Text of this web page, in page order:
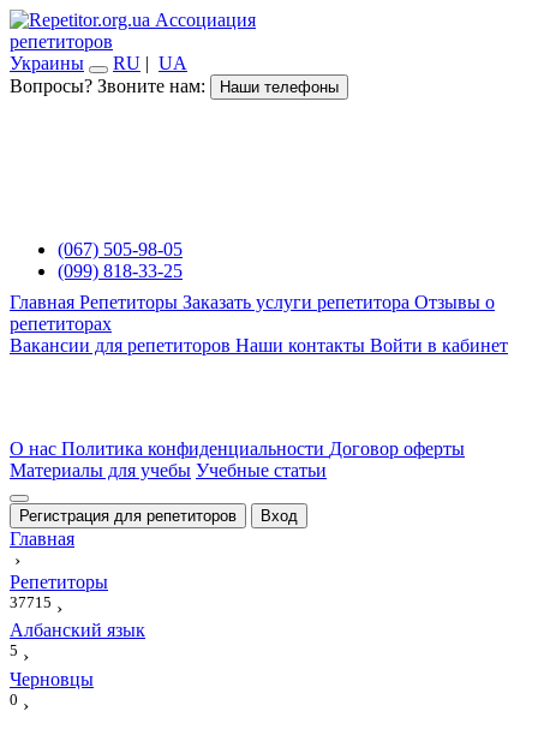
Ассоциация
репетиторов
Украины
RU | UA
Вопросы? Звоните нам:
Наши телефоны
(067) 505-98-05
(099) 818-33-25
Главная Репетиторы Заказать услуги репетитора Отзывы о
репетиторах
Вакансии для репетиторов Наши контакты Войти в кабинет
О нас Политика конфиденциальности Договор оферты
Материалы для учебы Учебные статьи
Регистрация для репетиторов Вход
Главная
›
Репетиторы
37715 ›
Албанский язык
5 ›
Черновцы
0 ›